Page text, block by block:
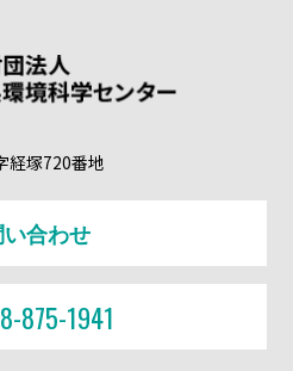
塚720番地
合わせ
875-1941